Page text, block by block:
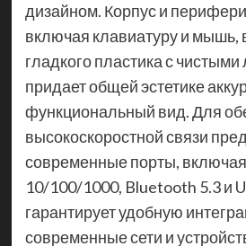
дизайном. Корпус и
включая клавиатуру и мышь,
гладкого пластика с
придает общей эстетике
функциональный вид. Для
высокоскоростной связи
современные порты,
10/100/1000, Bluetooth 5.3 и
гарантирует удобную
современные сети и